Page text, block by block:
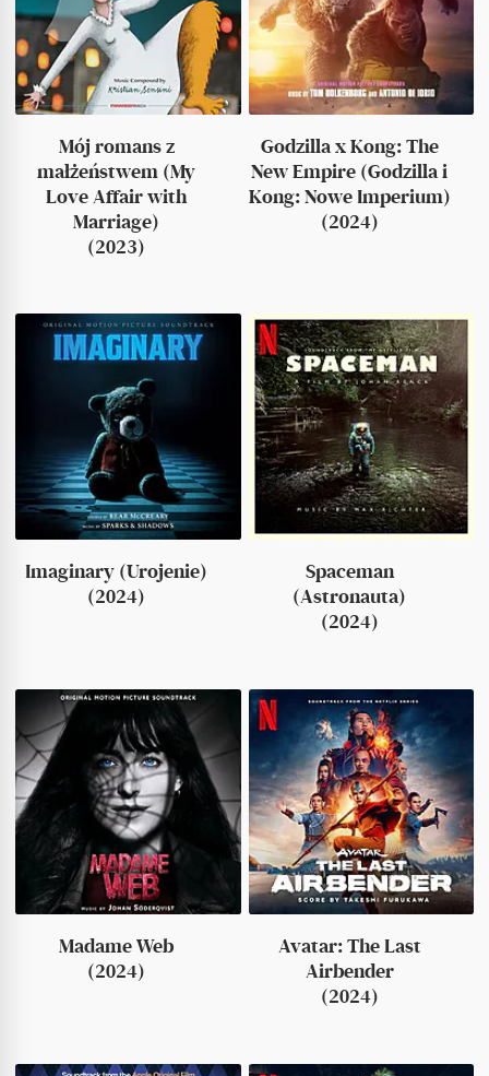
Mój romans z
małżeństwem (My
Love Affair with
Marriage)
(2023)
Godzilla x Kong: The
New Empire (Godzilla i
Kong: Nowe Imperium)
(2024)
Imaginary (Urojenie)
(2024)
Spaceman
(Astronauta)
(2024)
Madame Web
(2024)
Avatar: The Last
Airbender
(2024)